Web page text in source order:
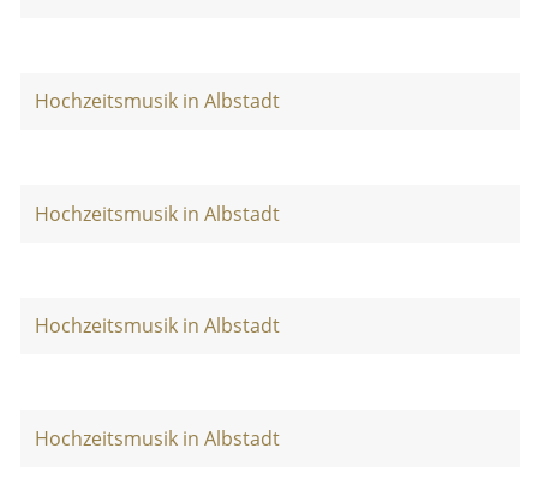
Hochzeitsmusik in Albstadt
Hochzeitsmusik in Albstadt
Hochzeitsmusik in Albstadt
Hochzeitsmusik in Albstadt